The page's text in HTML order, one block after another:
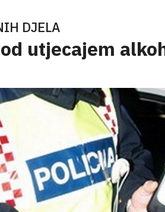
DJELA
utjecajem